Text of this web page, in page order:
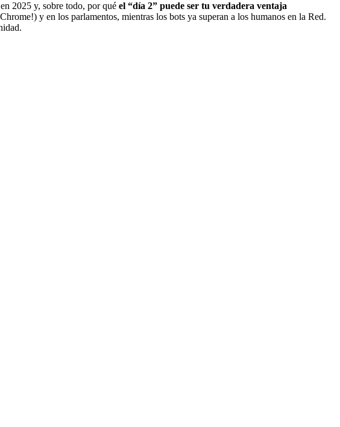
2025 y, sobre todo, por qué el “día 2” puede ser tu verdadera ventaja
y en los parlamentos, mientras los bots ya superan a los humanos en la Red.